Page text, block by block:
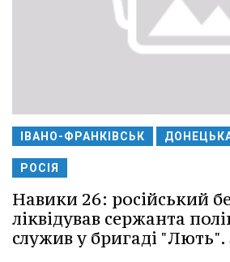
ІВАНО-ФРАНКІВСЬК
РОСІЯ
Навики 26: російський
ліквідував сержанта
служив у бригаді